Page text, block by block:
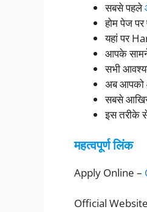
सबसे पहले
होम पेज
यहां पर
आपके सामने
सभी
अब आपको
सबसे
इस तरीके
महत्वपूर्ण लिंक
Apply Online –
Official